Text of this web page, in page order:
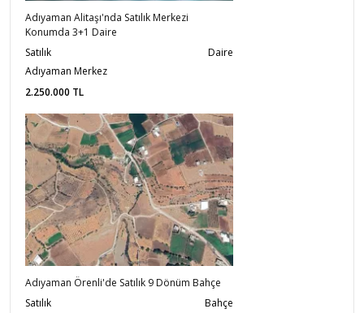
Adıyaman Alitaşı'nda Satılık Merkezi
Konumda 3+1 Daire
Satılık
Daire
Adıyaman Merkez
2.250.000 TL
Adıyaman Örenli'de Satılık 9 Dönüm Bahçe
Satılık
Bahçe